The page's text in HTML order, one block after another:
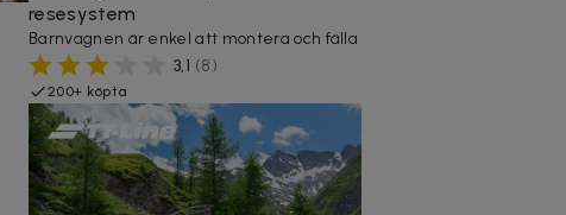
resesystem
Barnvagnen är enkel att montera och fälla
3,1 (8)
200+ köpta